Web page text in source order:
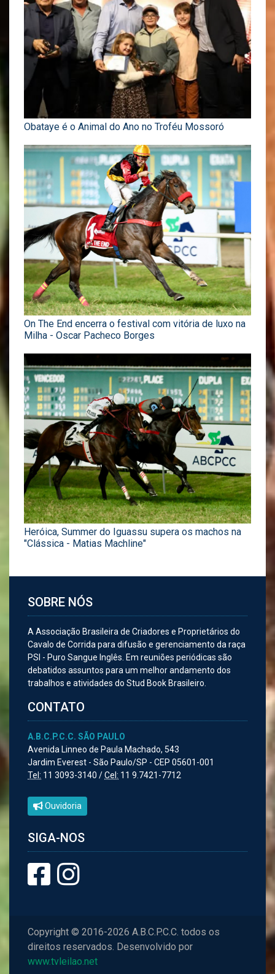
Obataye é o Animal do Ano no Troféu Mossoró
On The End encerra o festival com vitória de luxo na
Milha - Oscar Pacheco Borges
Heróica, Summer do Iguassu supera os machos na
"Clássica - Matias Machline"
SOBRE NÓS
A Associação Brasileira de Criadores e Proprietários do
Cavalo de Corrida para difusão e gerenciamento da raça
PSI - Puro Sangue Inglês. Em reuniões periódicas são
debatidos assuntos para um melhor andamento dos
trabalhos e atividades do Stud Book Brasileiro.
CONTATO
A.B.C.P.C.C. SÃO PAULO
Avenida Linneo de Paula Machado, 543
Jardim Everest - São Paulo/SP - CEP 05601-001
Tel: 11 3093-3140 /Cel: 11 9.7421-7712
Ouvidoria
SIGA-NOS
Copyright © 2016-2026 A.B.C.P.C.C. todos os
direitos reservados. Desenvolvido por
www.tvleilao.net